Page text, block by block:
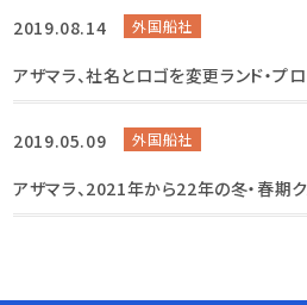
2019.08.14 外国船社
アザマラ、社名とロゴを変更ランド・プ
2019.05.09 外国船社
アザマラ、2021年から22年の冬・春期